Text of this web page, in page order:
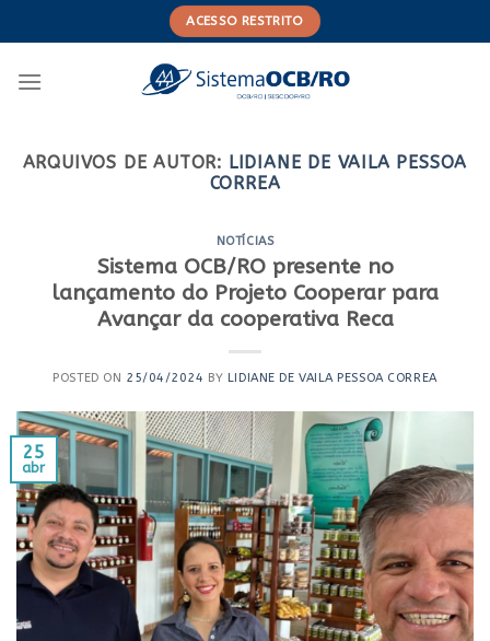
to
ACESSO RESTRITO
ARQUIVOS DE AUTOR: LIDIANE DE VAILA PESSOA
CORREA
NOTÍCIAS
Sistema OCB/RO presente no
lançamento do Projeto Cooperar para
Avançar da cooperativa Reca
POSTED ON 25/04/2024 BY LIDIANE DE VAILA PESSOA CORREA
25
abr